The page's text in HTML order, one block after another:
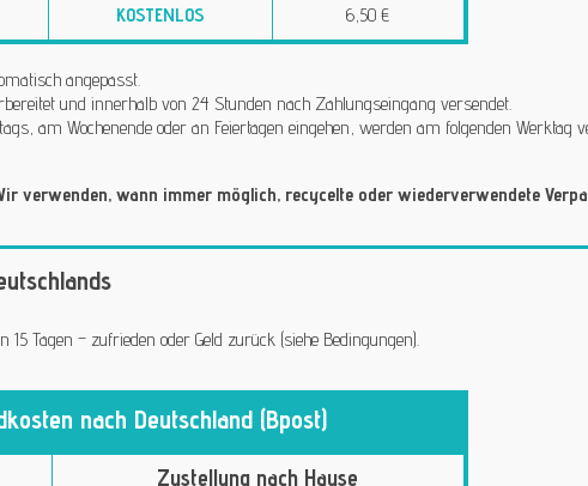
KOSTENLOS 6,50 €
angepasst.
und innerhalb von 24 Stunden nach Zahlungseingang versendet.
am Wochenende oder an Feiertagen eingehen, werden am folgenden Werktag
verwenden, wann immer möglich, recycelte oder wiederverwendete
15 Tagen – zufrieden oder Geld zurück (siehe Bedingungen).
nach Deutschland (Bpost)
Zustellung nach Hause